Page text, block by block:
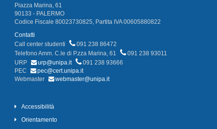
Piazza Marina, 61
90133 - PALERMO
Codice Fiscale 80023730825, Partita IVA 00605880822
Contatti
Call center studenti
091 238 86472
Telefono Amm. C.le di P.zza Marina, 61
091 238 93011
URP
urp@unipa.it
091 238 93666
PEC
pec@cert.unipa.it
Webmaster
webmaster@unipa.it
Accessibilità
Orientamento